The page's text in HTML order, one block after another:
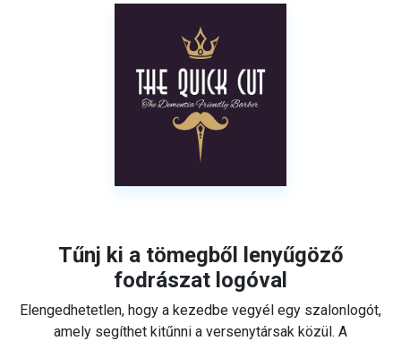
Tűnj ki a tömegből lenyűgöző
fodrászat logóval
Elengedhetetlen, hogy a kezedbe vegyél egy szalonlogót,
amely segíthet kitűnni a versenytársak közül. A